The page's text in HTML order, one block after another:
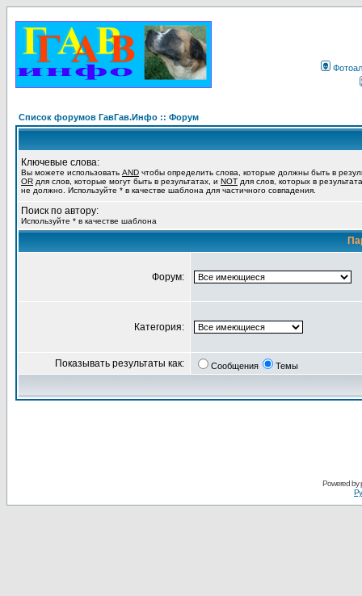
Список форумов ГавГав.Инфо :: Форум
Ключевые слова:
Вы можете использовать AND чтобы определить слова, которые должны быть в
OR для слов, которые могут быть в результатах, и NOT для слов, которых в
не должно. Используйте * в качестве шаблона для частичного совпадения.
Поиск по автору:
Используйте * в качестве шаблона
Форум:
Категория:
Показывать результаты как: Сообщения Темы
Powered by